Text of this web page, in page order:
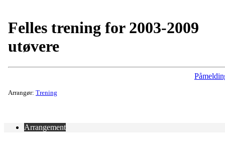
Felles trening for 2003-2009
utøvere
Arrangør: Trening
Arrangement